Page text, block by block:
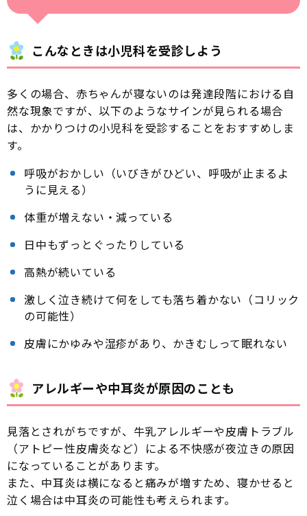
こんなときは小児科を受診しよう
多くの場合、赤ちゃんが寝ないのは発達段階における自
然な現象ですが、以下のようなサインが見られる場合
は、かかりつけの小児科を受診することをおすすめしま
す。
呼吸がおかしい（いびきがひどい、呼吸が止まるよ
うに見える）
体重が増えない・減っている
日中もずっとぐったりしている
高熱が続いている
激しく泣き続けて何をしても落ち着かない（コリック
の可能性）
皮膚にかゆみや湿疹があり、かきむしって眠れない
アレルギーや中耳炎が原因のことも
見落とされがちですが、牛乳アレルギーや皮膚トラブル
（アトピー性皮膚炎など）による不快感が夜泣きの原因
になっていることがあります。
また、中耳炎は横になると痛みが増すため、寝かせると
泣く場合は中耳炎の可能性も考えられます。